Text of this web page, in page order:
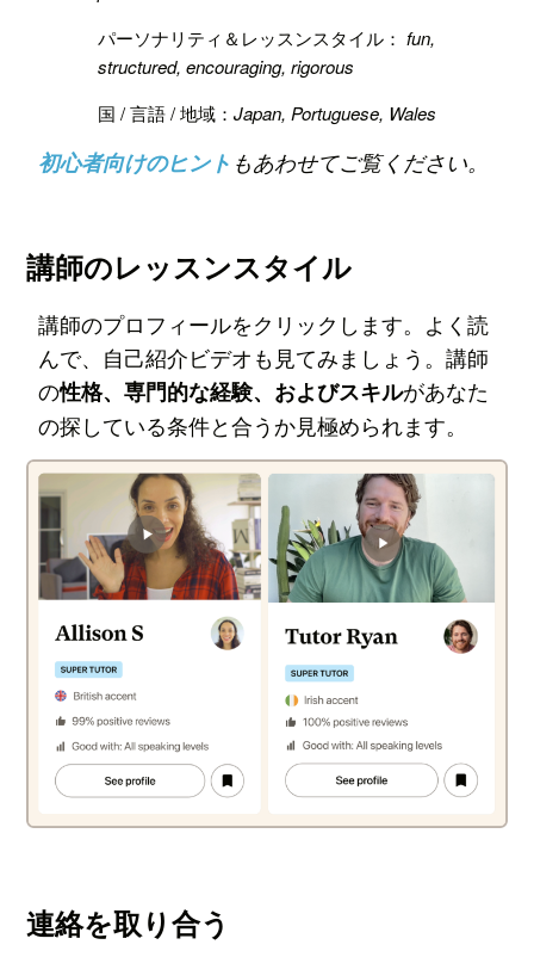
パーソナリティ＆レッスンスタイル： fun,
structured, encouraging, rigorous
国 / 言語 / 地域：Japan, Portuguese, Wales
初心者向けのヒント もあわせてご覧ください。
講師のレッスンスタイル
講師のプロフィールをクリックします。よく読
んで、自己紹介ビデオも見てみましょう。講師
の性格、専門的な経験、およびスキルがあなた
の探している条件と合うか見極められます。
連絡を取り合う